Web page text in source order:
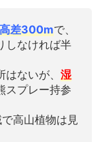
差300mで、
しなければ半
ないが、 湿
スプレー持参
高山植物は見